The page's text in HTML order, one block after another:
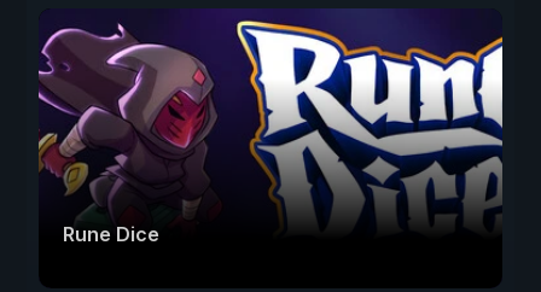
Rune Dice